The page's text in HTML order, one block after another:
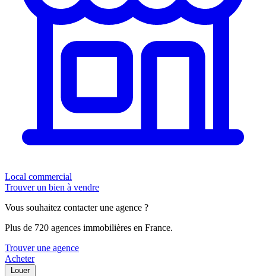
Local commercial
Trouver un bien à vendre
Vous souhaitez contacter une agence ?
Plus de 720 agences immobilières en France.
Trouver une agence
Acheter
Louer